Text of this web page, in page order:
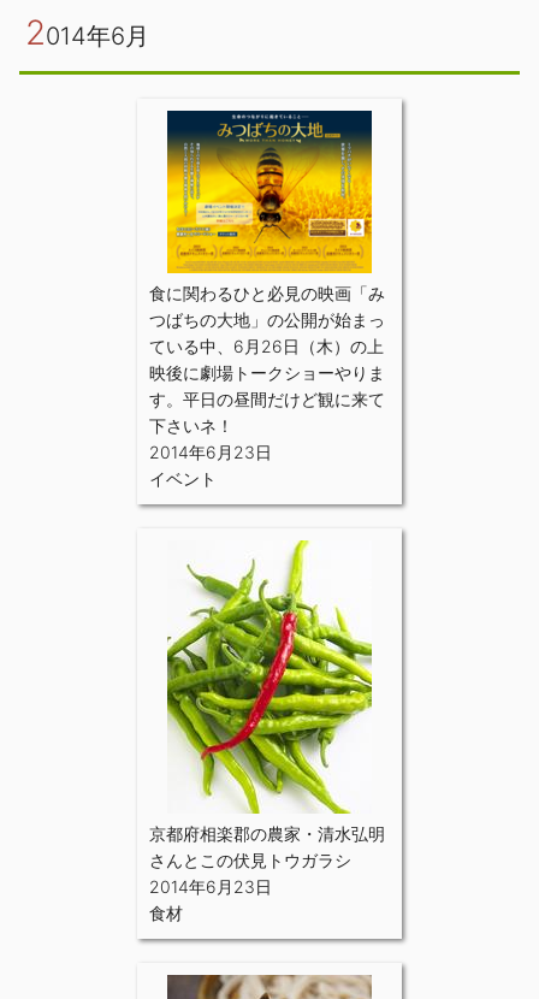
2014年6月
食に関わるひと必見の映画「み
つばちの大地」の公開が始まっ
ている中、6月26日（木）の上
映後に劇場トークショーやりま
す。平日の昼間だけど観に来て
下さいネ！
2014年6月23日
イベント
京都府相楽郡の農家・清水弘明
さんとこの伏見トウガラシ
2014年6月23日
食材